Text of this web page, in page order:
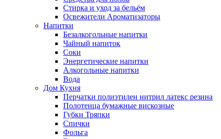
Стирка и уход за бельём
Освежители Ароматизаторы
Напитки
Безалкогольные напитки
Чайный напиток
Соки
Энергетические напитки
Алкогольные напитки
Вода
Дом Кухня
Перчатки полиэтилен нитрил латекс резина
Полотенца бумажные вискозные
Губки Тряпки
Спички
Фольга